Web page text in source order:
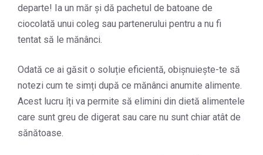
departe! Ia un măr și dă pachetul de batoane de
ciocolată unui coleg sau partenerului pentru a nu fi
tentat să le mănânci.
Odată ce ai găsit o soluție eficientă, obișnuiește-te să
notezi cum te simți după ce mănânci anumite alimente.
Acest lucru îți va permite să elimini din dietă alimentele
care sunt greu de digerat sau care nu sunt chiar atât de
sănătoase.